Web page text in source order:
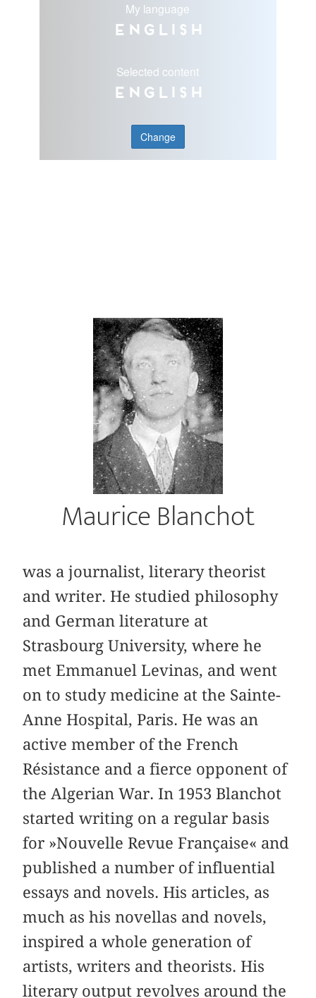
My language
English
Selected content
English
Change
Maurice Blanchot
was a journalist, literary theorist
and writer. He studied philosophy
and German literature at
Strasbourg University, where he
met Emmanuel Levinas, and went
on to study medicine at the Sainte-
Anne Hospital, Paris. He was an
active member of the French
Résistance and a fierce opponent of
the Algerian War. In 1953 Blanchot
started writing on a regular basis
for »Nouvelle Revue Française« and
published a number of influential
essays and novels. His articles, as
much as his novellas and novels,
inspired a whole generation of
artists, writers and theorists. His
literary output revolves around the